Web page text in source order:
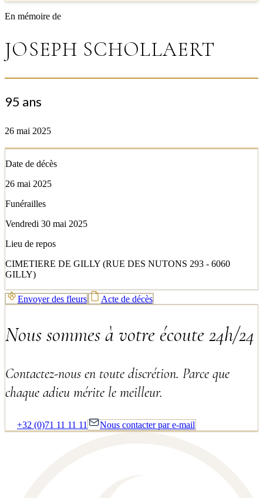
En mémoire de
JOSEPH SCHOLLAERT
95 ans
26 mai 2025
Date de décès
26 mai 2025
Funérailles
Vendredi 30 mai 2025
Lieu de repos
CIMETIERE DE GILLY (RUE DES NUTONS 293 - 6060
GILLY)
Envoyer des fleurs Acte de décès
Nous sommes à votre écoute 24h/24
Contactez-nous en toute discrétion. Parce que
chaque adieu mérite le meilleur.
+32 (0)71 11 11 11 Nous contacter par e-mail